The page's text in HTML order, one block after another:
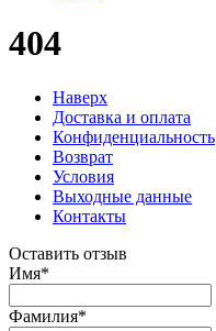
404
Наверх
Доставка и оплата
Конфиденциальность
Возврат
Условия
Выходные данные
Контакты
Оставить отзыв
Имя*
Фамилия*